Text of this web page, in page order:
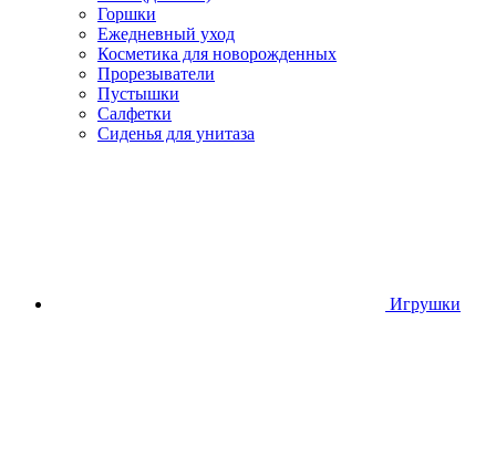
Горшки
Ежедневный уход
Косметика для новорожденных
Прорезыватели
Пустышки
Салфетки
Сиденья для унитаза
Игрушки